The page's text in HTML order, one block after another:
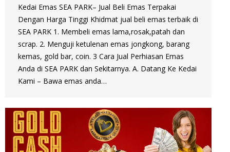
Kedai Emas SEA PARK– Jual Beli Emas Terpakai
Dengan Harga Tinggi Khidmat jual beli emas terbaik di
SEA PARK 1. Membeli emas lama,rosak,patah dan
scrap. 2. Menguji ketulenan emas jongkong, barang
kemas, gold bar, coin. 3 Cara Jual Perhiasan Emas
Anda di SEA PARK dan Sekitarnya. A. Datang Ke Kedai
Kami – Bawa emas anda…